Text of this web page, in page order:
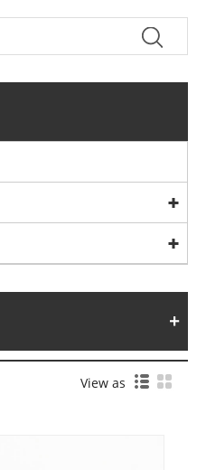
View as